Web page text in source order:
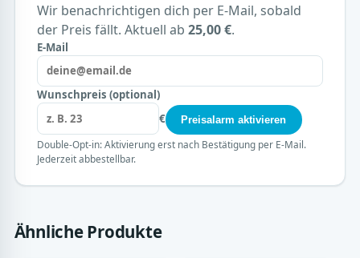
Wir benachrichtigen dich per E-Mail, sobald
der Preis fällt. Aktuell ab 25,00 €.
E-Mail
Wunschpreis (optional)
€
Preisalarm aktivieren
Double-Opt-in: Aktivierung erst nach Bestätigung per E-Mail.
Jederzeit abbestellbar.
Ähnliche Produkte